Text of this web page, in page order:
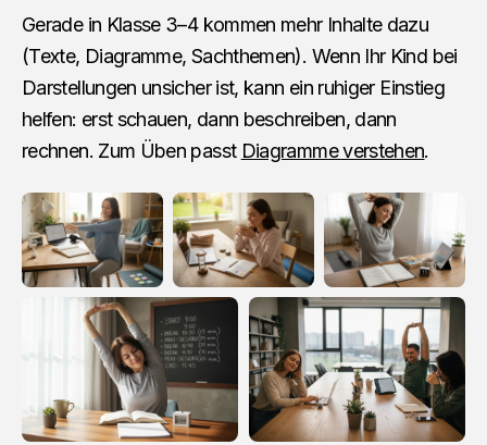
Gerade in Klasse 3–4 kommen mehr Inhalte dazu
(Texte, Diagramme, Sachthemen). Wenn Ihr Kind bei
Darstellungen unsicher ist, kann ein ruhiger Einstieg
helfen: erst schauen, dann beschreiben, dann
rechnen. Zum Üben passt Diagramme verstehen.